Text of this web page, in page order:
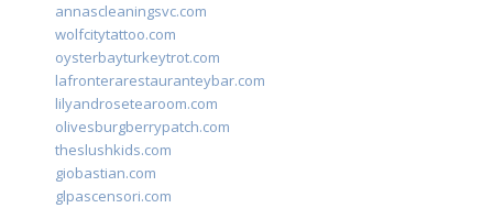
annascleaningsvc.com
wolfcitytattoo.com
oysterbayturkeytrot.com
lafronterarestauranteybar.com
lilyandrosetearoom.com
olivesburgberrypatch.com
theslushkids.com
giobastian.com
glpascensori.com